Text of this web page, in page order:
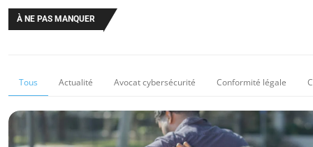
À NE PAS MANQUER
Tous Actualité Avocat cybersécurité Conformité légale